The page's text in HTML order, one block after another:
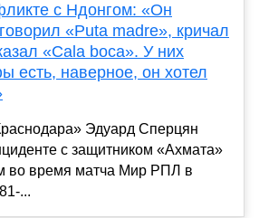
с Ндонгом: «Он
«Puta madre», кричал
«Cala boca». У них
есть, наверное, он хотел
Эдуард Сперцян
с защитником «Ахмата»
во время матча Мир РПЛ в
...